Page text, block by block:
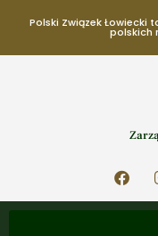
Polski Związek
polskich